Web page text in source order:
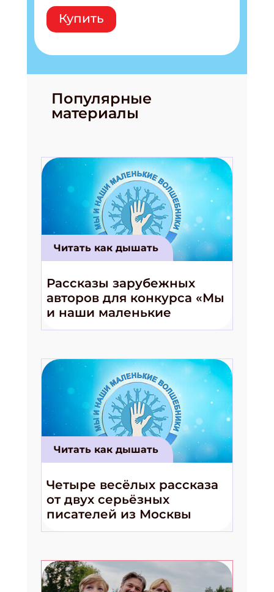
Купить
Популярные
материалы
Читать как дышать
Рассказы зарубежных
авторов для конкурса «Мы
и наши маленькие
волшебники!»
Читать как дышать
Четыре весёлых рассказа
от двух серьёзных
писателей из Москвы